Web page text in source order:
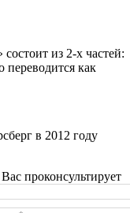
из 2-х частей:
переводится как
в 2012 году
проконсультирует